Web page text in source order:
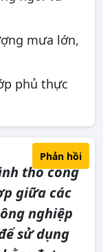
mưa lớn,
phủ thực
thổ công
giữa các
nghiệp
sử dụng
Phản hồi